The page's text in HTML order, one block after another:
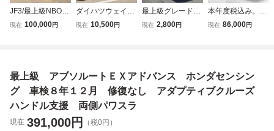
JF3/最上級NBOX
カスタムGターボL
復歴無しの綺麗な
車
現在 100,000円
ダイハツウェイク
最上級グレードG
フリップモニター
両側パワスラ
現在 10,500円
最上級グレード◆
GターボLパッケー
コントロール パ
ドルシフト◆美車
現在 2,800円
本年度税込み。平
成２７年式 ホン
年１２月まで乗っ
て帰れますETC付
現在 86,000円
最上級 アブソルートＥＸアドバンス ホンダセンシン
グ 車検８年１２月 修復なし アダプティブクルーズ
ハンドル支援 両側パワスラ
現在 391,000円 （税0円）